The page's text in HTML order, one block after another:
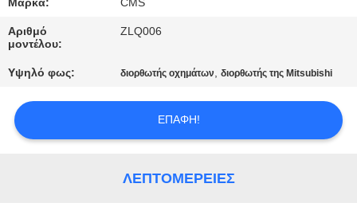
ΖΗΤΉΣΤΕ
ΈΝΑ
ΑΠΌΣΠΑΣΜΑ
SITEMAP
ΑΠΟΡΡΉΤΟΥ
Μάρκα: CMS
Αριθμό
μοντέλου:
ZLQ006
Υψηλό φως: διορθωτής οχημάτων,διορθωτής της Mitsubishi
ΕΠΑΦΉ!
ΛΕΠΤΟΜΈΡΕΙΕΣ